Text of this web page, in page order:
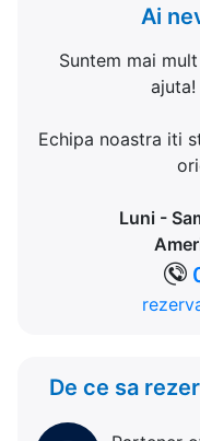
Ai
Suntem mai
ajuta!
Echipa noastra iti
Luni -
De ce sa